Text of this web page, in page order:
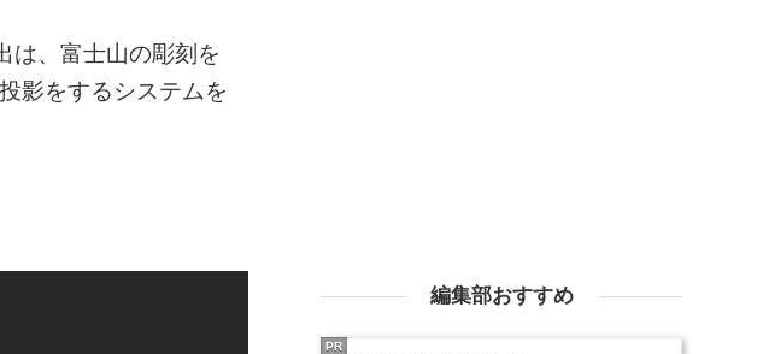
は、富士山の彫刻を
影をするシステムを
編集部おすすめ
PR